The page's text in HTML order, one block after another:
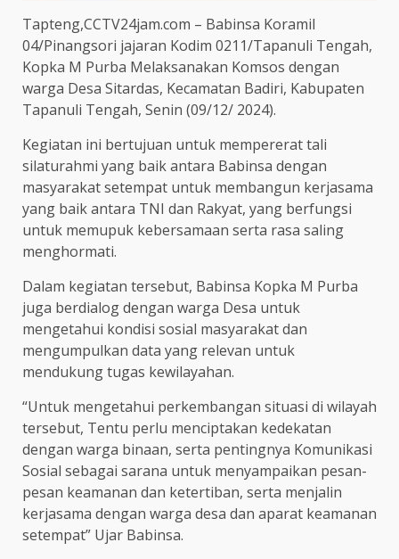
Tapteng,CCTV24jam.com – Babinsa Koramil
04/Pinangsori jajaran Kodim 0211/Tapanuli Tengah,
Kopka M Purba Melaksanakan Komsos dengan
warga Desa Sitardas, Kecamatan Badiri, Kabupaten
Tapanuli Tengah, Senin (09/12/ 2024).
Kegiatan ini bertujuan untuk mempererat tali
silaturahmi yang baik antara Babinsa dengan
masyarakat setempat untuk membangun kerjasama
yang baik antara TNI dan Rakyat, yang berfungsi
untuk memupuk kebersamaan serta rasa saling
menghormati.
Dalam kegiatan tersebut, Babinsa Kopka M Purba
juga berdialog dengan warga Desa untuk
mengetahui kondisi sosial masyarakat dan
mengumpulkan data yang relevan untuk
mendukung tugas kewilayahan.
“Untuk mengetahui perkembangan situasi di wilayah
tersebut, Tentu perlu menciptakan kedekatan
dengan warga binaan, serta pentingnya Komunikasi
Sosial sebagai sarana untuk menyampaikan pesan-
pesan keamanan dan ketertiban, serta menjalin
kerjasama dengan warga desa dan aparat keamanan
setempat” Ujar Babinsa.